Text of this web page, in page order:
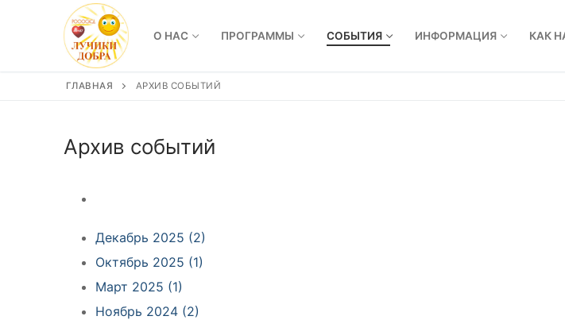
содержимому
О НАС ПРОГРАММЫ СОБЫТИЯ ИНФОРМАЦИЯ КАК
ГЛАВНАЯ АРХИВ СОБЫТИЙ
Архив событий
Декабрь 2025 (2)
Октябрь 2025 (1)
Март 2025 (1)
Ноябрь 2024 (2)